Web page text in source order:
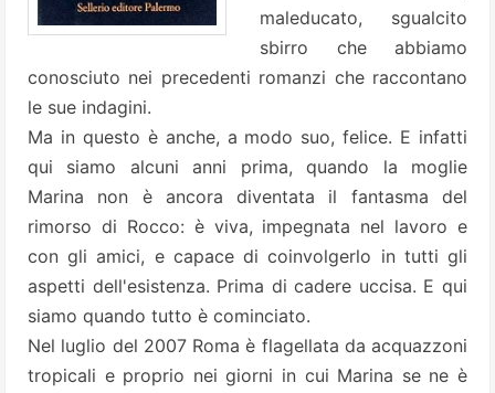
maleducato, sgualcito
sbirro che abbiamo
conosciuto nei precedenti romanzi che raccontano
le sue indagini.
Ma in questo è anche, a modo suo, felice. E infatti
qui siamo alcuni anni prima, quando la moglie
Marina non è ancora diventata il fantasma del
rimorso di Rocco: è viva, impegnata nel lavoro e
con gli amici, e capace di coinvolgerlo in tutti gli
aspetti dell'esistenza. Prima di cadere uccisa. E qui
siamo quando tutto è cominciato.
Nel luglio del 2007 Roma è flagellata da acquazzoni
tropicali e proprio nei giorni in cui Marina se ne è